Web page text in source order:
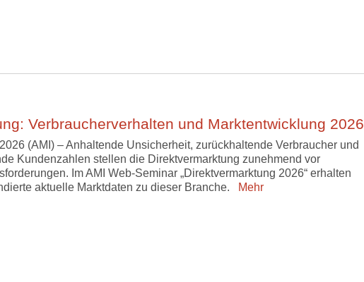
Verbraucherverhalten und Marktentwicklung 2026
(AMI) – Anhaltende Unsicherheit, zurückhaltende Verbraucher und
Kundenzahlen stellen die Direktvermarktung zunehmend vor
Im AMI Web-Seminar „Direktvermarktung 2026“ erhalten
aktuelle Marktdaten zu dieser Branche.
Mehr